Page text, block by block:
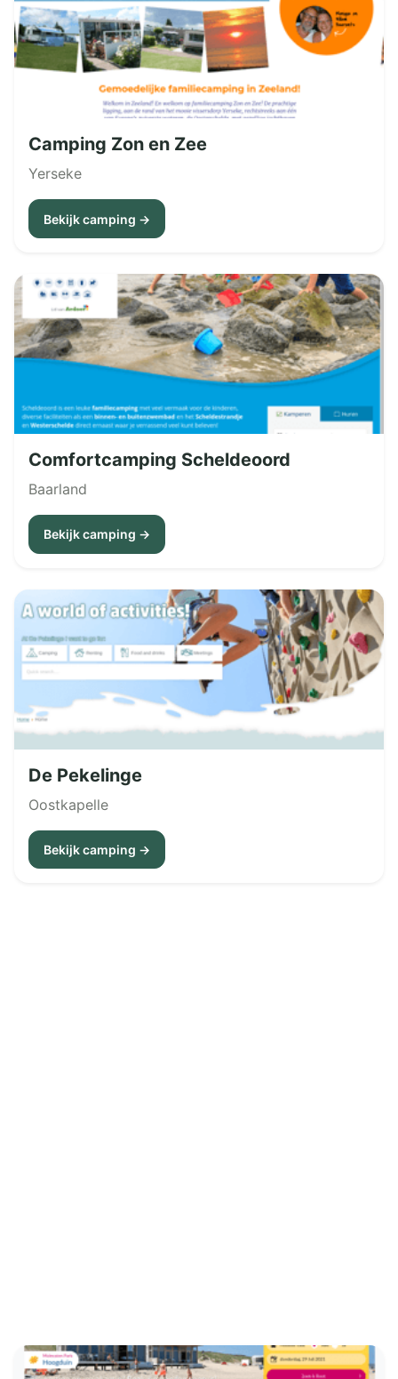
Camping Zon en Zee
Yerseke
Bekijk camping →
Comfortcamping Scheldeoord
Baarland
Bekijk camping →
De Pekelinge
Oostkapelle
Bekijk camping →